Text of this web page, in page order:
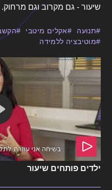
שיעור - גם מקרוב וגם מרחוק.
תנועה אקלים מיטבי
מוטיבציה ללמידה
ילדים פותחים שיעור